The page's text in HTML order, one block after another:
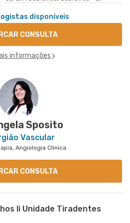
disponíveis
CONSULTA
informações
Sposito
Vascular
Angiologia Clinica
CONSULTA
Ii Unidade Tiradentes